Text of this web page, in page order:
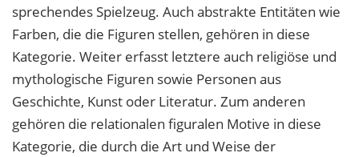
sprechendes Spielzeug. Auch abstrakte Entitäten wie
Farben, die die Figuren stellen, gehören in diese
Kategorie. Weiter erfasst letztere auch religiöse und
mythologische Figuren sowie Personen aus
Geschichte, Kunst oder Literatur. Zum anderen
gehören die relationalen figuralen Motive in diese
Kategorie, die durch die Art und Weise der